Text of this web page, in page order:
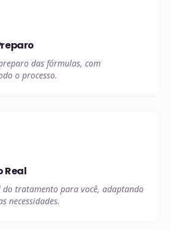
das fórmulas, com
o processo.
Real
do tratamento para você, adaptando
necessidades.